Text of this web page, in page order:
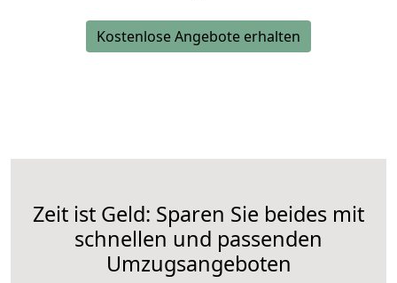
Kostenlose Angebote erhalten
Zeit ist Geld: Sparen Sie beides mit
schnellen und passenden
Umzugsangeboten